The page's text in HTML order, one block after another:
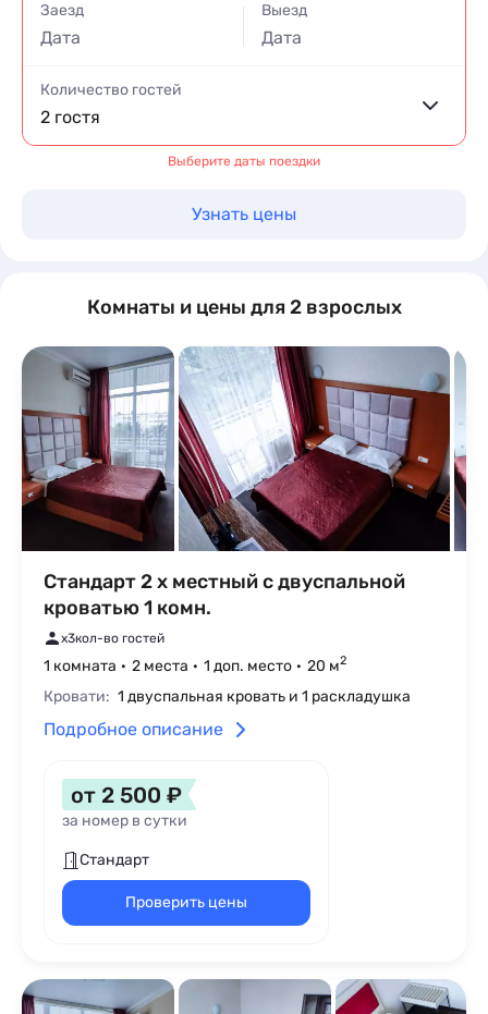
Заезд
Дата
Выезд
Дата
Количество гостей
2 гостя
Выберите даты поездки
Узнать цены
Комнаты и цены для 2 взрослых
Стандарт 2 х местный с двуспальной
кроватью 1 комн.
x3кол-во гостей
1 комната 2 места 1 доп. место 20 м2
Кровати: 1 двуспальная кровать и 1 раскладушка
Подробное описание
от 2 500 ₽
за номер в сутки
Стандарт
Проверить цены